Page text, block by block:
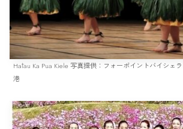
Hālau Ka Pua Kiele 写真提供：フォーポイントバイシェ
港